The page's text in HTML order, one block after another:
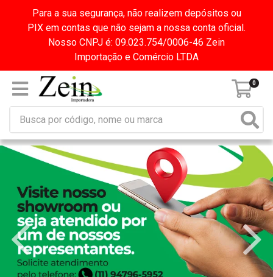
Para a sua segurança, não realizem depósitos ou
PIX em contas que não sejam a nossa conta oficial.
Nosso CNPJ é: 09.023.754/0006-46 Zein
Importação e Comércio LTDA
0